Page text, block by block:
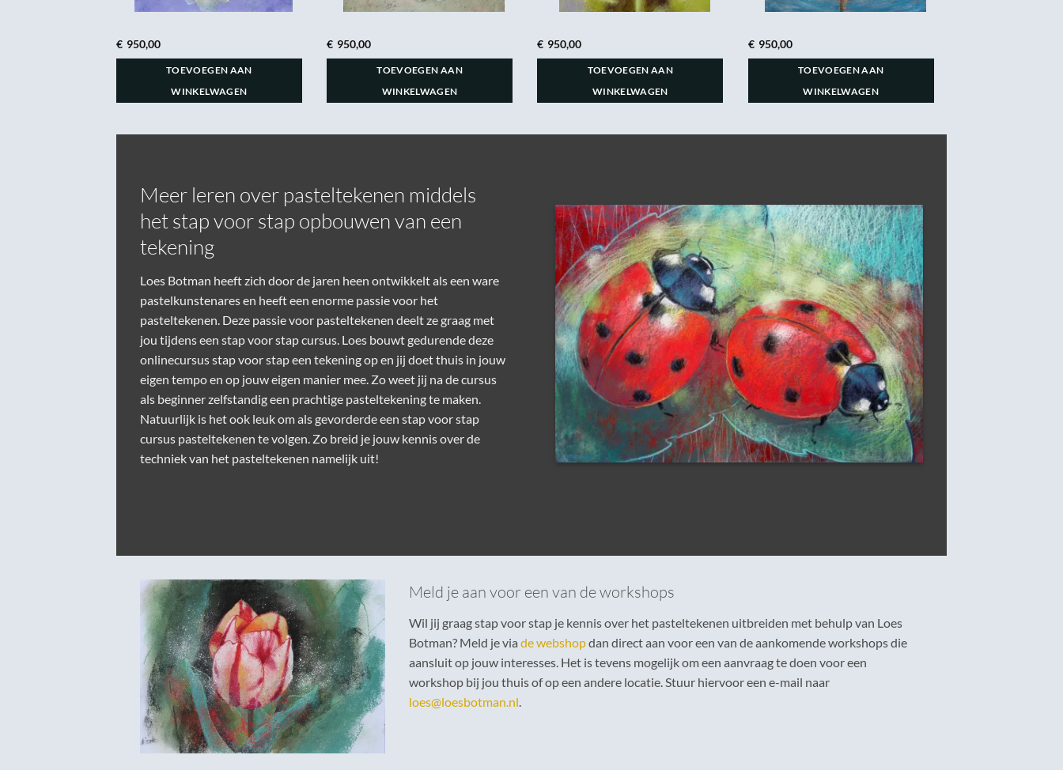
€ 950,00
TOEVOEGEN AAN
WINKELWAGEN
€ 950,00
TOEVOEGEN AAN
WINKELWAGEN
€ 950,00
TOEVOEGEN AAN
WINKELWAGEN
€ 950,00
TOEVOEGEN AAN
WINKELWAGEN
Meer leren over pasteltekenen middels
het stap voor stap opbouwen van een
tekening
Loes Botman heeft zich door de jaren heen ontwikkelt als een ware
pastelkunstenares en heeft een enorme passie voor het
pasteltekenen. Deze passie voor pasteltekenen deelt ze graag met
jou tijdens een stap voor stap cursus. Loes bouwt gedurende deze
onlinecursus stap voor stap een tekening op en jij doet thuis in jouw
eigen tempo en op jouw eigen manier mee. Zo weet jij na decursus
als beginnerzelfstandig een prachtige pasteltekening te maken.
Natuurlijk is het ook leuk om als gevorderde een stap voor stap
cursus pasteltekenen te volgen. Zo breid je jouw kennis over de
techniek van het pasteltekenen namelijk uit!
Meld je aan voor een van de workshops
Wil jij graag stap voor stap je kennis over het pasteltekenen uitbreiden met behulp van Loes
Botman? Meld je via de webshopdan direct aan voor een van de aankomende workshops die
aansluit op jouw interesses. Het is tevens mogelijk om een aanvraag te doen voor een
workshop bij jou thuis of op een andere locatie. Stuur hiervoor een e-mail naar
loes@loesbotman.nl